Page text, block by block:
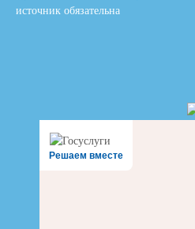
источник обязательна
Решаем вместе